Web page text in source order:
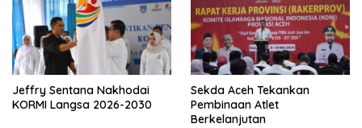
Jeffry Sentana Nakhodai
KORMI Langsa 2026-2030
Sekda Aceh Tekankan
Pembinaan Atlet
Berkelanjutan